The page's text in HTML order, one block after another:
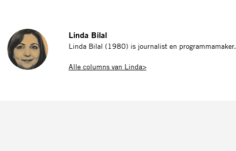
Linda Bilal
Linda Bilal (1980) is journalist en programmamaker.
Alle columns van Linda>